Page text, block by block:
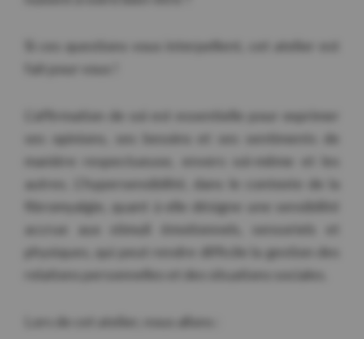
Si ces questions vous interpellent, cet atelier est
fait pour vous !
L’affirmation de soi est essentielle pour exprimer
ses opinions, ses besoins et ses sentiments de
manière respectueuse, envers soi-même et les
autres. L’hypersensibilité, dans le contexte de la
fibromyalgie, quant à elle désigne une sensibilité
accrue aux stimuli émotionnels, sensoriels et
physiques, qui peut rendre difficile la gestion des
relations personnelles et des situations sociales.
Lors de cet atelier, nous allons :